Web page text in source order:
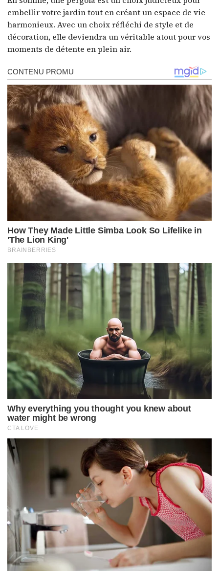
embellir votre jardin tout en créant un espace de vie
harmonieux. Avec un choix réfléchi de style et de
décoration, elle deviendra un véritable atout pour vos
moments de détente en plein air.